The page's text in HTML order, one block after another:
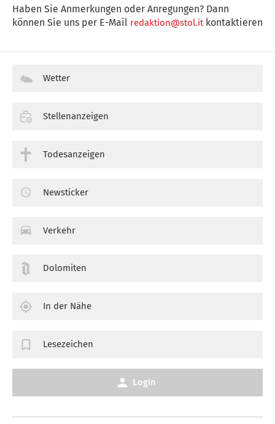
Haben Sie Anmerkungen oder Anregungen? Dann
können Sie uns per E-Mail redaktion@stol.itkontaktieren
Wetter
Stellenanzeigen
Todesanzeigen
Newsticker
Verkehr
Dolomiten
In der Nähe
Lesezeichen
Login